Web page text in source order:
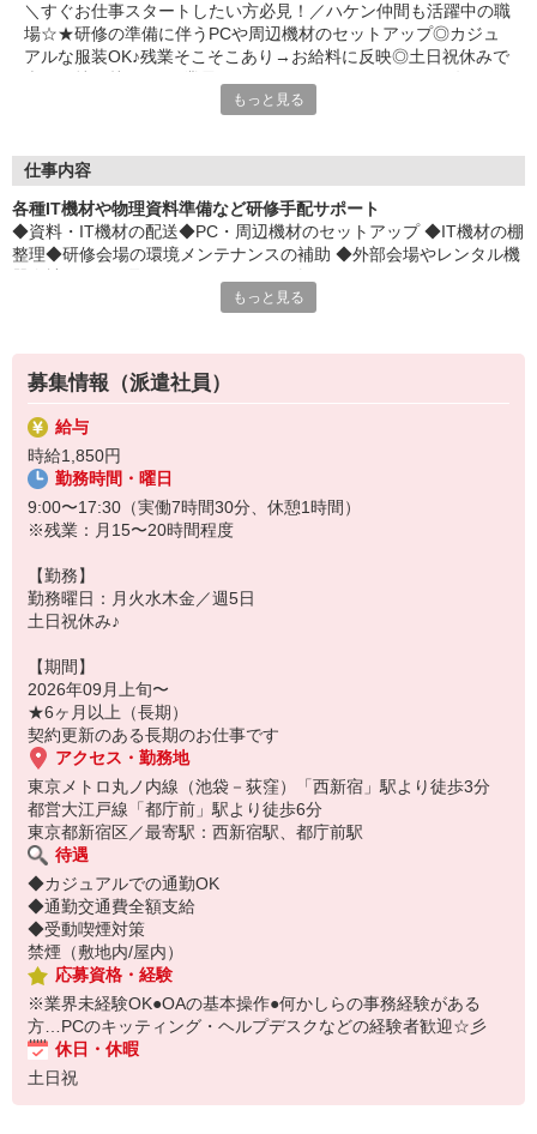
＼すぐお仕事スタートしたい方必見！／ハケン仲間も活躍中の職
場☆★研修の準備に伴うPCや周辺機材のセットアップ◎カジュ
アルな服装OK♪残業そこそこあり→お給料に反映◎土日祝休みで
「応募するか悩む…」
そんな方も安心してご応募ください。
しっかりお話を聞いて頂いてから
選考に進むかどうか考えていただけます◎
▼下記に当てはまる方、ぜひ一度ご連絡ください▼
・残業が少ない仕事に転職したい
・結婚を機に働き方を変えたい
・出産後も働ける仕事に就きたい
・資格を活かして働きたい
・資格はないけど働ける仕事を見つけたい
もっと見る
仕事内容
各種IT機材や物理資料準備など研修手配サポート
◆資料・IT機材の配送◆PC・周辺機材のセットアップ ◆IT機材の棚
整理◆研修会場の環境メンテナンスの補助 ◆外部会場やレンタル機
もっと見る
募集情報（派遣社員）
給与
時給1,850円
勤務時間・曜日
9:00〜17:30（実働7時間30分、休憩1時間）
※残業：月15〜20時間程度
【勤務】
勤務曜日：月火水木金／週5日
土日祝休み♪
【期間】
2026年09月上旬〜
★6ヶ月以上（長期）
契約更新のある長期のお仕事です
アクセス・勤務地
東京メトロ丸ノ内線（池袋－荻窪）「西新宿」駅より徒歩3分
都営大江戸線「都庁前」駅より徒歩6分
東京都新宿区／最寄駅：西新宿駅、都庁前駅
待遇
◆カジュアルでの通勤OK
◆通勤交通費全額支給
◆受動喫煙対策
禁煙（敷地内/屋内）
応募資格・経験
※業界未経験OK●OAの基本操作●何かしらの事務経験がある
方…PCのキッティング・ヘルプデスクなどの経験者歓迎☆彡
休日・休暇
土日祝